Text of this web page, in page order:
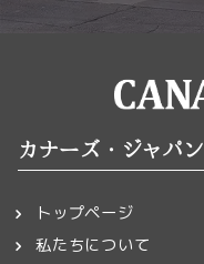
カナーズ・ジャパン
トップページ
私たちについて